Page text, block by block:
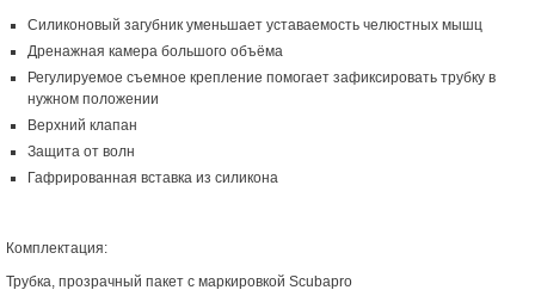
Силиконовый загубник уменьшает уставаемость челюстных мышц
Дренажная камера большого объёма
Регулируемое съемное крепление помогает зафиксировать трубку в
нужном положении
Верхний клапан
Защита от волн
Гафрированная вставка из силикона
Комплектация:
Трубка, прозрачный пакет с маркировкой Scubapro